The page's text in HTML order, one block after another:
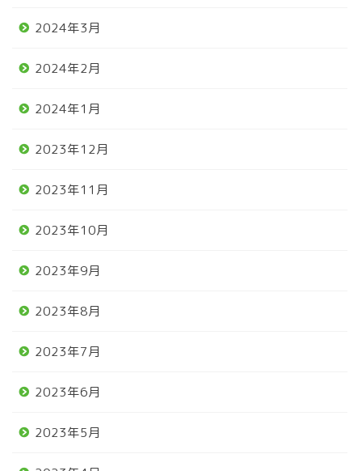
2024年3月
2024年2月
2024年1月
2023年12月
2023年11月
2023年10月
2023年9月
2023年8月
2023年7月
2023年6月
2023年5月